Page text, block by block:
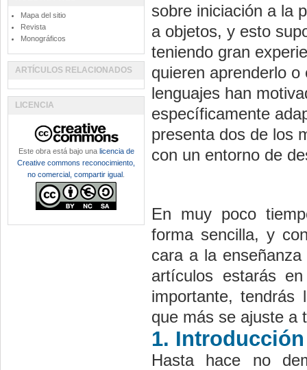
sobre iniciación a la
a objetos, y esto
teniendo gran
quieren aprenderlo
lenguajes han
específicamente
presenta dos de los
con un entorno de
En muy poco
forma sencilla, y
cara a la
artículos estarás
importante, tendrás
que más se ajuste a
1. Introducción
Hasta hace no
Mapa del sitio
Revista
Monográficos
ARTÍCULOS RELACIONADOS
LICENCIA
Este obra está bajo una licencia de
Creative commons reconocimiento,
no comercial, compartir igual